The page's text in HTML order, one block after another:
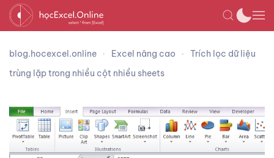
blog.hocexcel.online Excel nâng cao
Trích lọc dữ liệu
trùng lặp trong nhiều cột nhiều sheets